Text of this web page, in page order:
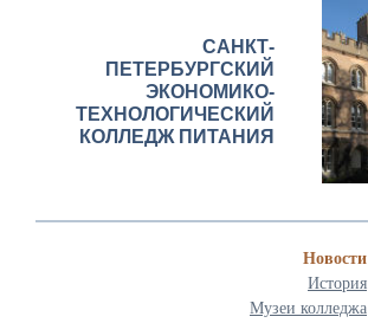
САНКТ-
ПЕТЕРБУРГСКИЙ
ЭКОНОМИКО-
ТЕХНОЛОГИЧЕСКИЙ
КОЛЛЕДЖ ПИТАНИЯ
Новости
История
Музеи колледжа